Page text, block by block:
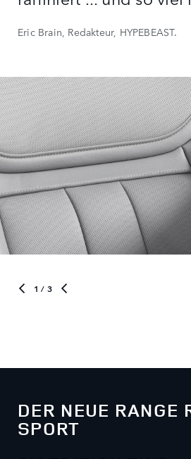
Eric Brain, Redakteur, HYPEBEAST.
1 / 3
DER NEUE RANGE
SPORT